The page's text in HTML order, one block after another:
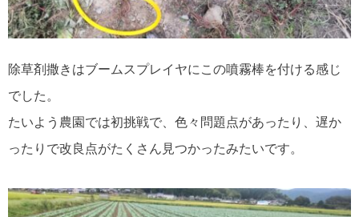
除草剤撒きはブームスプレイヤにこの噴霧棒を付ける感じ
でした。
たいよう農園では初挑戦で、色々問題点があったり、遅か
ったりで改良点がたくさん見つかったみたいです。